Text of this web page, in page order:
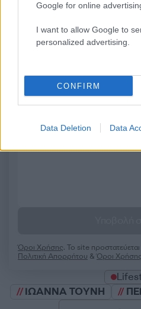
Google for online
I want to allow Google to
personalized advertising.
CONFIRM
Data Deletion Data
Σχόλια
Όροι Χρήσης. Το site
Πολιτική Απορρήτου &Όροι Χρήσης
ΙΩΑΝΝΑ ΤΟΥΝΗ